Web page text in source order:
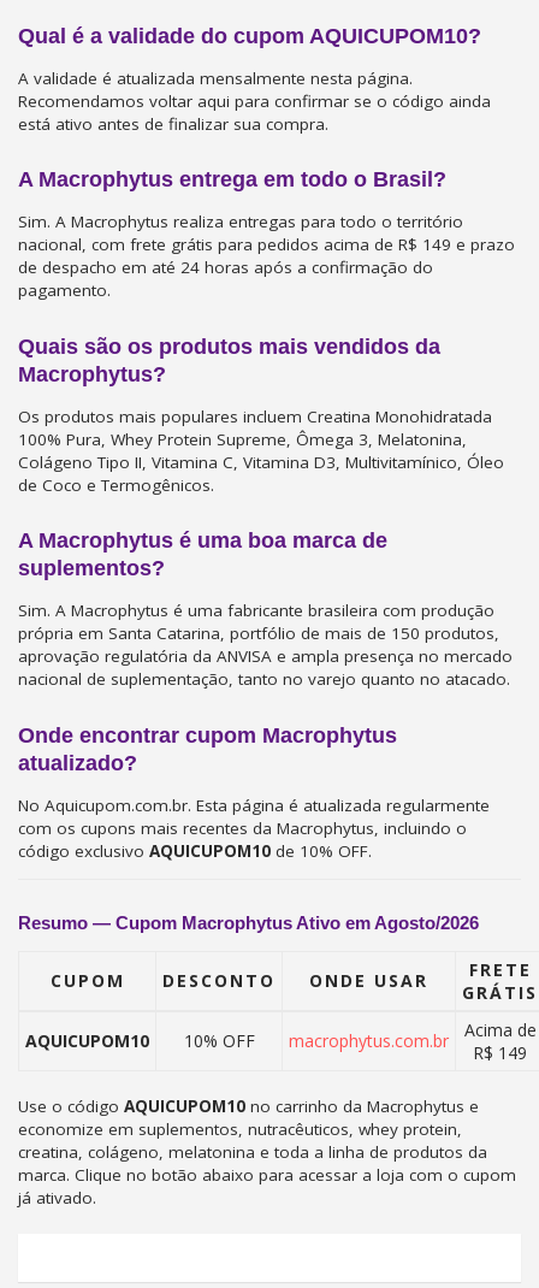
Qual é a validade do cupom AQUICUPOM10?
A validade é atualizada mensalmente nesta página.
Recomendamos voltar aqui para confirmar se o código ainda
está ativo antes de finalizar sua compra.
A Macrophytus entrega em todo o Brasil?
Sim. A Macrophytus realiza entregas para todo o território
nacional, com frete grátis para pedidos acima de R$ 149 e prazo
de despacho em até 24 horas após a confirmação do
pagamento.
Quais são os produtos mais vendidos da
Macrophytus?
Os produtos mais populares incluem Creatina Monohidratada
100% Pura, Whey Protein Supreme, Ômega 3, Melatonina,
Colágeno Tipo II, Vitamina C, Vitamina D3, Multivitamínico, Óleo
de Coco e Termogênicos.
A Macrophytus é uma boa marca de
suplementos?
Sim. A Macrophytus é uma fabricante brasileira com produção
própria em Santa Catarina, portfólio de mais de 150 produtos,
aprovação regulatória da ANVISA e ampla presença no mercado
nacional de suplementação, tanto no varejo quanto no atacado.
Onde encontrar cupom Macrophytus
atualizado?
No Aquicupom.com.br. Esta página é atualizada regularmente
com os cupons mais recentes da Macrophytus, incluindo o
código exclusivo AQUICUPOM10 de 10% OFF.
Resumo — Cupom Macrophytus Ativo em Agosto/2026
CUPOM DESCONTO ONDE USAR
FRETE
GRÁTIS
AQUICUPOM10 10% OFF macrophytus.com.br
Acima de
R$ 149
Use o código AQUICUPOM10 no carrinho da Macrophytus e
economize em suplementos, nutracêuticos, whey protein,
creatina, colágeno, melatonina e toda a linha de produtos da
marca. Clique no botão abaixo para acessar a loja com o cupom
já ativado.